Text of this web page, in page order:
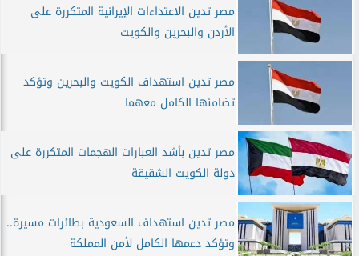
مصر تدين الاعتداءات الإيرانية المتكررة على
الأردن والبحرين والكويت
مصر تدين استهداف الكويت والبحرين وتؤكد
تضامنها الكامل معهما
مصر تدين بأشد العبارات الهجمات المتكررة على
دولة الكويت الشقيقة
مصر تدين استهداف السعودية بطائرات مسيرة..
وتؤكد دعمها الكامل لأمن المملكة